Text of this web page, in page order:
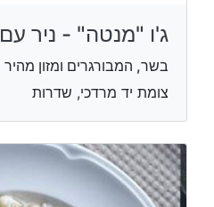
ג'ו "מנטה" - ניר עם
בשר, המבורגרים ומזון מהיר
צומת יד מרדכי, שדרות